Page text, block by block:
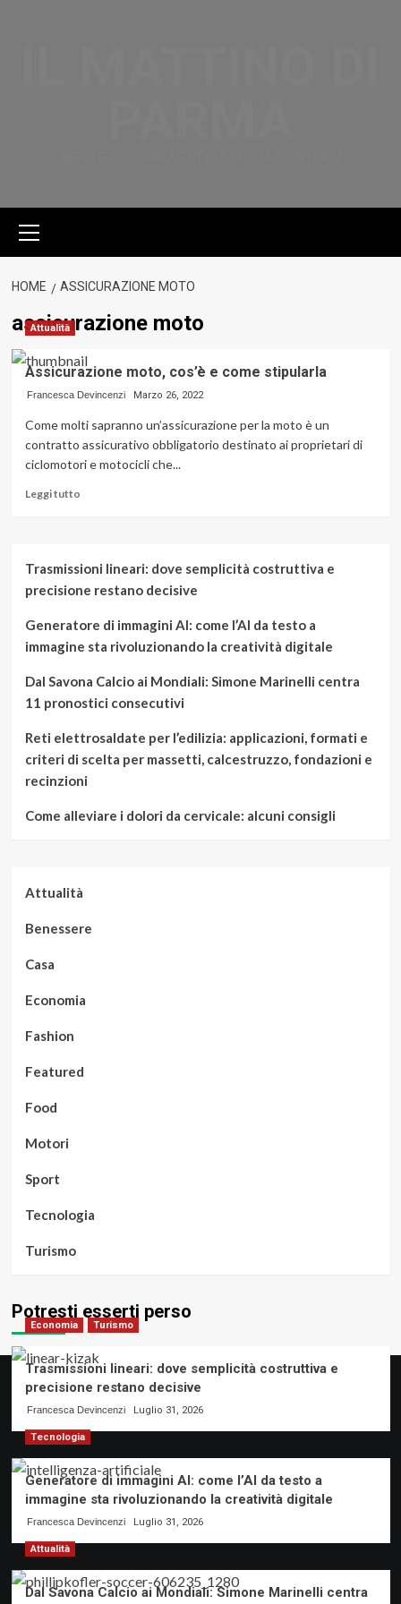
principale
HOME ASSICURAZIONE MOTO
assicurazione moto
Attualità
Assicurazione moto, cos’è e come stipularla
Francesca Devincenzi Marzo 26, 2022
Come molti sapranno un’assicurazione per la moto è un
contratto assicurativo obbligatorio destinato ai proprietari di
ciclomotori e motocicli che...
Leggi tuttoLeggi
moto,
cos’è
come
stipularla
Trasmissioni lineari: dove semplicità costruttiva e
precisione restano decisive
Generatore di immagini AI: come l’AI da testo a
immagine sta rivoluzionando la creatività digitale
Dal Savona Calcio ai Mondiali: Simone Marinelli centra
11 pronostici consecutivi
Reti elettrosaldate per l’edilizia: applicazioni, formati e
criteri di scelta per massetti, calcestruzzo, fondazioni e
recinzioni
Come alleviare i dolori da cervicale: alcuni consigli
Attualità
Benessere
Casa
Economia
Fashion
Featured
Food
Motori
Sport
Tecnologia
Turismo
Potresti esserti perso
Economia Turismo
Trasmissioni lineari: dove semplicità costruttiva e
precisione restano decisive
Francesca Devincenzi Luglio 31, 2026
Tecnologia
Generatore di immagini AI: come l’AI da testo a
immagine sta rivoluzionando la creatività digitale
Francesca Devincenzi Luglio 31, 2026
Attualità
Dal Savona Calcio ai Mondiali: Simone Marinelli centra